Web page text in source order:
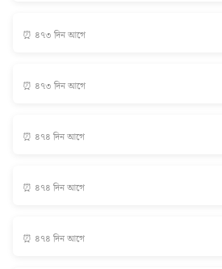
⏰ ৪৭৩ দিন আগে
⏰ ৪৭৩ দিন আগে
⏰ ৪৭৪ দিন আগে
⏰ ৪৭৪ দিন আগে
⏰ ৪৭৪ দিন আগে